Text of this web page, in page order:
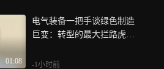
01:08
电气装备一把手谈绿色制造
巨变：转型的最大拦路虎不
-1小时前